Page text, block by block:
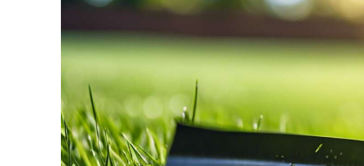
produit tout en préservant
peut éliminer les
d'huile tenaces
dégivrage du
【Brosse à
zones et la tête de
plate facilite le
de divers espaces